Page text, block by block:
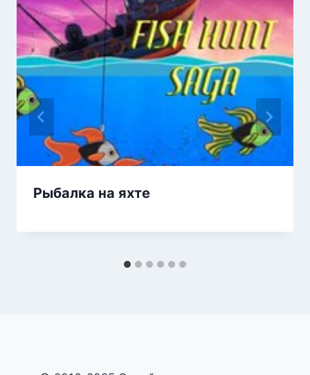
Рыбалка на яхте